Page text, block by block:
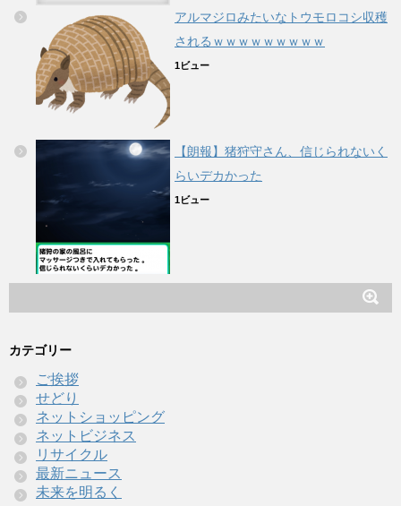
アルマジロみたいなトウモロコシ収穫
されるｗｗｗｗｗｗｗｗｗ
1ビュー
【朗報】猪狩守さん、信じられないく
らいデカかった
1ビュー
カテゴリー
ご挨拶
せどり
ネットショッピング
ネットビジネス
リサイクル
最新ニュース
未来を明るく